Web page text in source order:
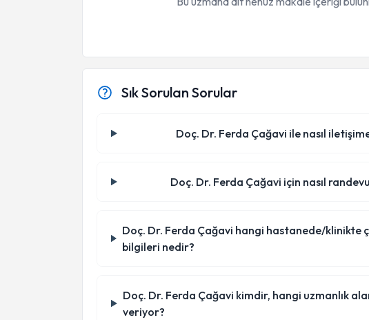
Sık Sorulan Sorular
Doç. Dr. Ferda Çağavi ile nasıl
Doç. Dr. Ferda Çağavi için nasıl
Doç. Dr. Ferda Çağavi hangi hastanede/klinikte
bilgileri nedir?
Doç. Dr. Ferda Çağavi kimdir, hangi uzmanlık
veriyor?